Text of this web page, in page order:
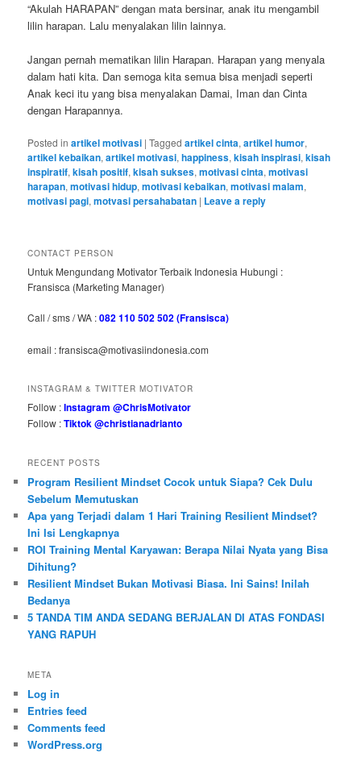
“Akulah HARAPAN” dengan mata bersinar, anak itu mengambil
lilin harapan. Lalu menyalakan lilin lainnya.
Jangan pernah mematikan lilin Harapan. Harapan yang menyala
dalam hati kita. Dan semoga kita semua bisa menjadi seperti
Anak keci itu yang bisa menyalakan Damai, Iman dan Cinta
dengan Harapannya.
Posted in artikel motivasi |Tagged artikel cinta,artikel humor,
artikel kebaikan,artikel motivasi,happiness,kisah inspirasi,kisah
inspiratif,kisah positif,kisah sukses,motivasi cinta,motivasi
harapan,motivasi hidup,motivasi kebaikan,motivasi malam,
motivasi pagi,motvasi persahabatan | Leave a reply
CONTACT PERSON
Untuk Mengundang Motivator Terbaik Indonesia Hubungi :
Fransisca (Marketing Manager)
Call / sms / WA :082 110 502 502 (Fransisca)
email : fransisca@motivasiindonesia.com
INSTAGRAM & TWITTER MOTIVATOR
Follow :Instagram @ChrisMotivator
Follow :Tiktok @christianadrianto
RECENT POSTS
Program Resilient Mindset Cocok untuk Siapa? Cek Dulu
Sebelum Memutuskan
Apa yang Terjadi dalam 1 Hari Training Resilient Mindset?
Ini Isi Lengkapnya
ROI Training Mental Karyawan: Berapa Nilai Nyata yang Bisa
Dihitung?
Resilient Mindset Bukan Motivasi Biasa. Ini Sains! Inilah
Bedanya
5 TANDA TIM ANDA SEDANG BERJALAN DI ATAS FONDASI
YANG RAPUH
META
Log in
Entries feed
Comments feed
WordPress.org